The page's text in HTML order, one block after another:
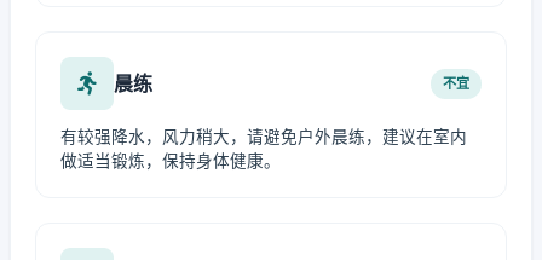
晨练 不宜
有较强降水，风力稍大，请避免户外晨练，建议在室内
做适当锻炼，保持身体健康。